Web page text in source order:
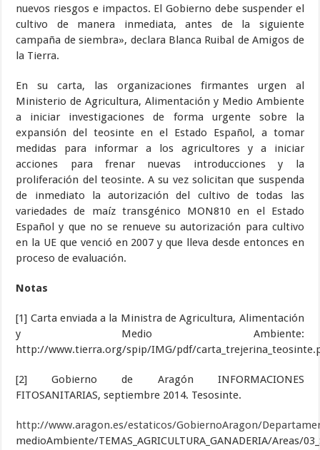
nuevos riesgos e impactos. El Gobierno debe suspender el
cultivo de manera inmediata, antes de la siguiente
campaña de siembra», declara Blanca Ruibal de Amigos de
la Tierra.
En su carta, las organizaciones firmantes urgen al
Ministerio de Agricultura, Alimentación y Medio Ambiente
a iniciar investigaciones de forma urgente sobre la
expansión del teosinte en el Estado Español, a tomar
medidas para informar a los agricultores y a iniciar
acciones para frenar nuevas introducciones y la
proliferación del teosinte. A su vez solicitan que suspenda
de inmediato la autorización del cultivo de todas las
variedades de maíz transgénico MON810 en el Estado
Español y que no se renueve su autorización para cultivo
en la UE que venció en 2007 y que lleva desde entonces en
proceso de evaluación.
Notas
[1] Carta enviada a la Ministra de Agricultura, Alimentación
y Medio Ambiente:
http://www.tierra.org/spip/IMG/pdf/
[2] Gobierno de Aragón INFORMACIONES
FITOSANITARIAS, septiembre 2014. Tesosinte.
http://www.aragon.es/estaticos/GobiernoAragon/
medioAmbiente/TEMAS_AGRICULTURA_GANADERIA/Areas/